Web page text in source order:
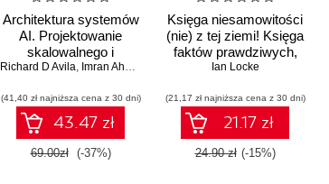
Architektura systemów
AI. Projektowanie
skalowalnego i
niezawodnego
Richard D Avila, Imran Ahmad
(41,40 zł najniższa cena z 30 dni)
43.47 zł
69.00zł (-37%)
Księga niesamowitości
(nie) z tej ziemi! Księga
faktów prawdziwych,
choć niezwykłych
Ian Locke
(21,17 zł najniższa cena z 30 dni)
21.17 zł
24.90 zł (-15%)